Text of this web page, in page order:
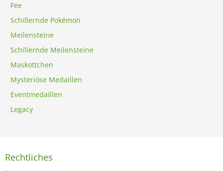
Fee
Schillernde Pokémon
Meilensteine
Schillernde Meilensteine
Maskottchen
Mysteriöse Medaillen
Eventmedaillen
Legacy
Rechtliches